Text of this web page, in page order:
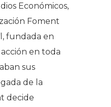
Económicos,
Foment
fundada en
en toda
sus
de la
decide